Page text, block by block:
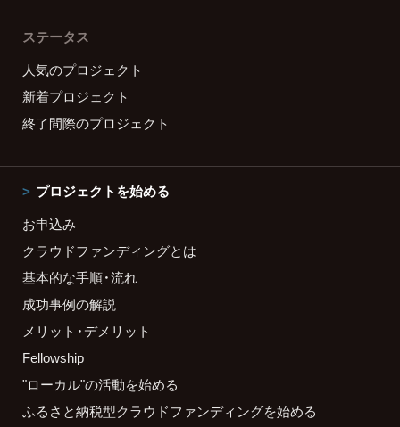
ステータス
人気のプロジェクト
新着プロジェクト
終了間際のプロジェクト
プロジェクトを始める
お申込み
クラウドファンディングとは
基本的な手順・流れ
成功事例の解説
メリット・デメリット
Fellowship
"ローカル"の活動を始める
ふるさと納税型クラウドファンディングを始める